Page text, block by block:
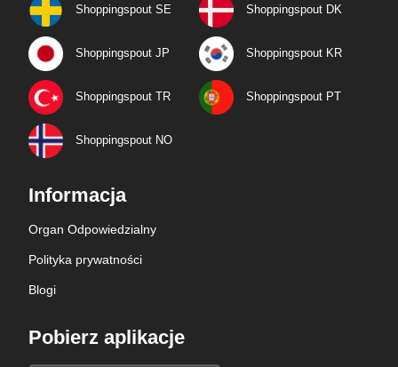
Shoppingspout SE Shoppingspout DK
Shoppingspout JP Shoppingspout KR
Shoppingspout TR Shoppingspout PT
Shoppingspout NO
Informacja
Organ Odpowiedzialny
Polityka prywatności
Blogi
Pobierz aplikacje